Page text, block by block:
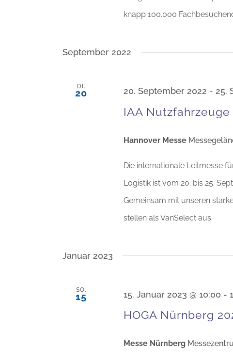
knapp 100.000
September 2022
DI.
20 20. September 2022 - 25.
IAA Nutzfahrzeuge
Hannover Messe
Die internationale Leitmesse
Logistik ist vom 20. bis 25.
Gemeinsam mit unseren
stellen als VanSelect aus.
Januar 2023
SO.
15 15. Januar 2023 @ 10:00 -
HOGA Nürnberg
Messe Nürnberg